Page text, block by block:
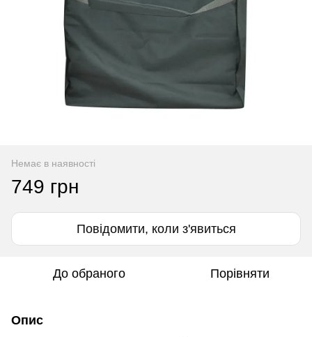
Немає в наявності
749 грн
Повідомити, коли з'явиться
До обраного Порівняти
Опис